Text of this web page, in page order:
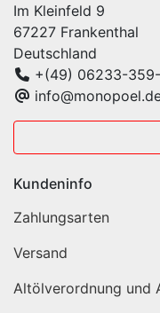
Im Kleinfeld 9
67227 Frankenthal
Deutschland
+(49) 06233-
Kundeninfo
Zahlungsarten
Versand
Altölverordnung und